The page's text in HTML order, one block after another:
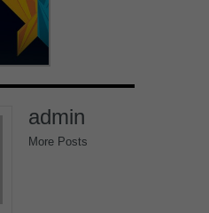
admin
More Posts